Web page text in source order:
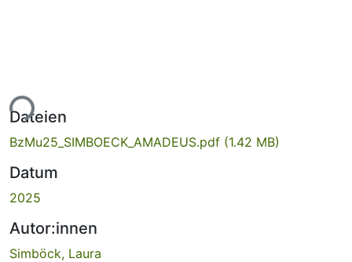
Dateien
BzMu25_SIMBOECK_AMADEUS.pdf (1.42 MB)
Datum
2025
Autor:innen
Simböck, Laura